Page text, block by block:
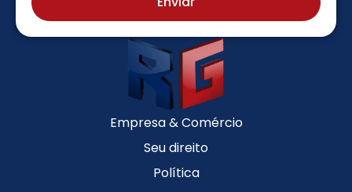
Empresa & Comércio
Seu direito
Política